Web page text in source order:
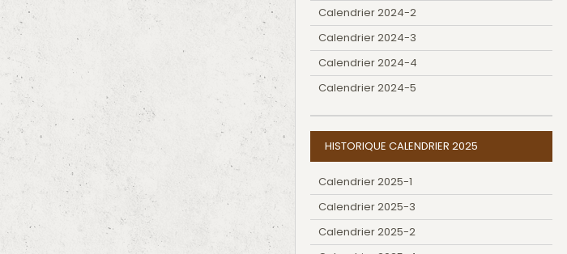
Calendrier 2024-2
Calendrier 2024-3
Calendrier 2024-4
Calendrier 2024-5
HISTORIQUE CALENDRIER 2025
Calendrier 2025-1
Calendrier 2025-3
Calendrier 2025-2